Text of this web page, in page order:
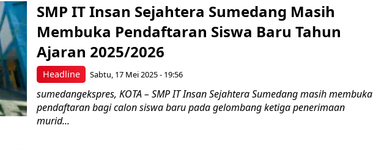
Headline
SMP IT Insan Sejahtera Sumedang Masih
Membuka Pendaftaran Siswa Baru Tahun
Ajaran 2025/2026
Sabtu, 17 Mei 2025 - 19:56
sumedangekspres, KOTA – SMP IT Insan Sejahtera Sumedang masih membuka
pendaftaran bagi calon siswa baru pada gelombang ketiga penerimaan
murid...